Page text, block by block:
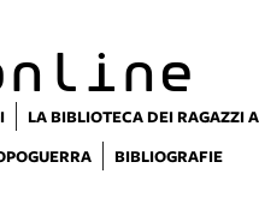
LA BIBLIOTECA DEI RAGAZZI
BIBLIOGRAFIE